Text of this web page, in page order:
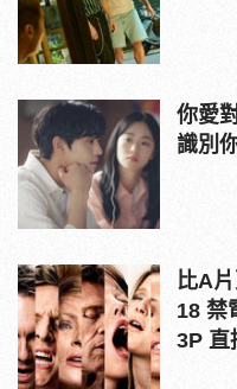
你愛
識別
比A
18 禁
3P 直